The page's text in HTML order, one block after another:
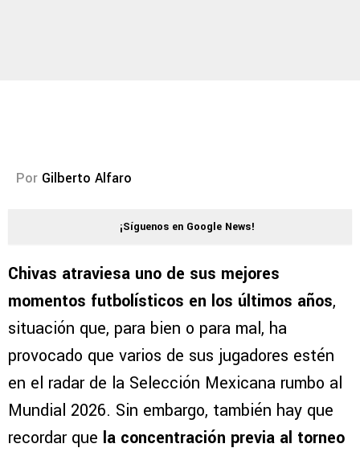
Por Gilberto Alfaro
¡Síguenos en Google News!
Chivas atraviesa uno de sus mejores
momentos futbolísticos en los últimos años,
situación que, para bien o para mal, ha
provocado que varios de sus jugadores estén
en el radar de la Selección Mexicana rumbo al
Mundial 2026. Sin embargo, también hay que
recordar que la concentración previa al torneo